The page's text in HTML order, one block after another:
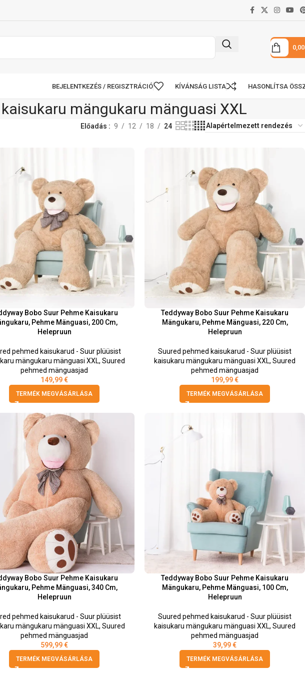
BEJELENTKEZÉS / REGISZTRÁCIÓ KÍVÁNSÁG LISTA HASONLÍTSA
mängukaru mänguasi XXL
Előadás 9 12 18 24
Bobo Suur Pehme Kaisukaru
Pehme Mänguasi, 200 Cm,
Helepruun
pehmed kaisukarud - Suur plüüsist
mängukaru mänguasi XXL, Suured
pehmed mänguasjad
149,99€
TERMÉK MEGVÁSÁRLÁSA
Teddyway Bobo Suur Pehme Kaisukaru
Mängukaru, Pehme Mänguasi, 220 Cm,
Helepruun
Suured pehmed kaisukarud - Suur plüüsist
kaisukaru mängukaru mänguasi XXL, Suured
pehmed mänguasjad
199,99€
TERMÉK MEGVÁSÁRLÁSA
Bobo Suur Pehme Kaisukaru
Pehme Mänguasi, 340 Cm,
Helepruun
pehmed kaisukarud - Suur plüüsist
mängukaru mänguasi XXL, Suured
pehmed mänguasjad
599,99€
TERMÉK MEGVÁSÁRLÁSA
Teddyway Bobo Suur Pehme Kaisukaru
Mängukaru, Pehme Mänguasi, 100 Cm,
Helepruun
Suured pehmed kaisukarud - Suur plüüsist
kaisukaru mängukaru mänguasi XXL, Suured
pehmed mänguasjad
39,99€
TERMÉK MEGVÁSÁRLÁSA